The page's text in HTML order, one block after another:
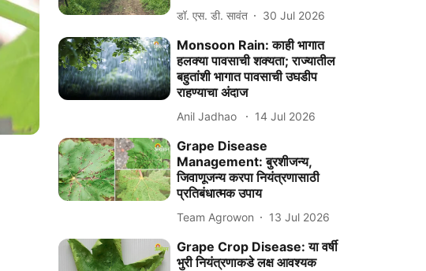
डॉ. एस. डी. सावंत 30 Jul 2026
Monsoon Rain: काही भागात
हलक्या पावसाची शक्यता; राज्यातील
बहुतांशी भागात पावसाची उघडीप
राहण्याचा अंदाज
Anil Jadhao 14 Jul 2026
Grape Disease
Management: बुरशीजन्य,
जिवाणूजन्य करपा नियंत्रणासाठी
प्रतिबंधात्मक उपाय
Team Agrowon 13 Jul 2026
Grape Crop Disease: या वर्षी
भुरी नियंत्रणाकडे लक्ष आवश्यक